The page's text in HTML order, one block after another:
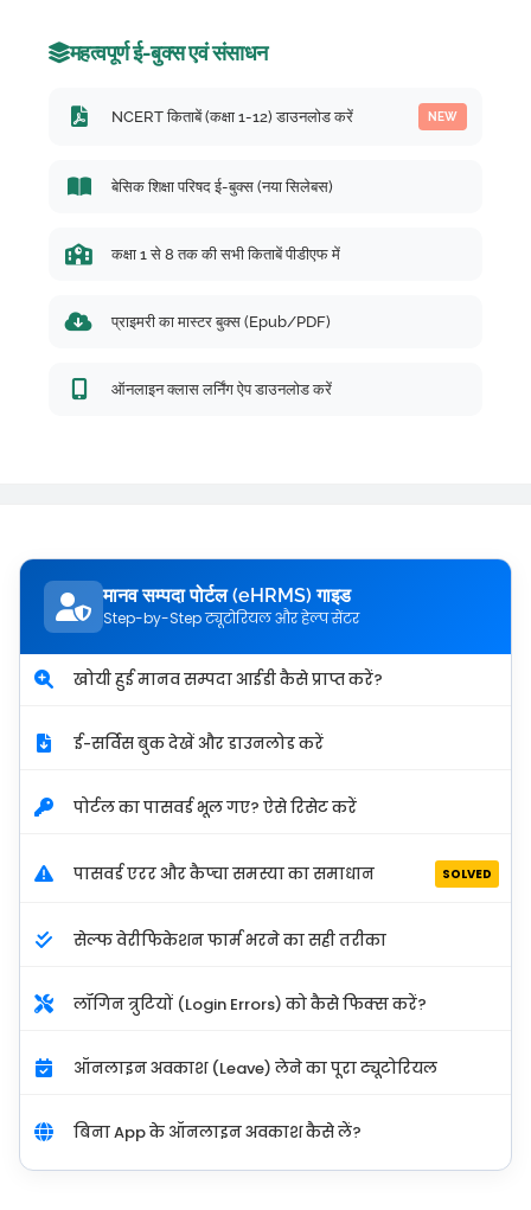
महत्वपूर्ण ई-बुक्स एवं संसाधन
NCERT किताबें (कक्षा 1-12) डाउनलोड करें NEW
बेसिक शिक्षा परिषद ई-बुक्स (नया सिलेबस)
कक्षा 1 से 8 तक की सभी किताबें पीडीएफ में
प्राइमरी का मास्टर बुक्स (Epub/PDF)
ऑनलाइन क्लास लर्निंग ऐप डाउनलोड करें
मानव सम्पदा पोर्टल (eHRMS) गाइड
Step-by-Step ट्यूटोरियल और हेल्प सेंटर
खोयी हुई मानव सम्पदा आईडी कैसे प्राप्त करें?
ई-सर्विस बुक देखें और डाउनलोड करें
पोर्टल का पासवर्ड भूल गए? ऐसे रिसेट करें
पासवर्ड एरर और कैप्चा समस्या का समाधान SOLVED
सेल्फ वेरीफिकेशन फार्म भरने का सही तरीका
लॉगिन त्रुटियों (Login Errors) को कैसे फिक्स करें?
ऑनलाइन अवकाश (Leave) लेने का पूरा ट्यूटोरियल
बिना App के ऑनलाइन अवकाश कैसे लें?